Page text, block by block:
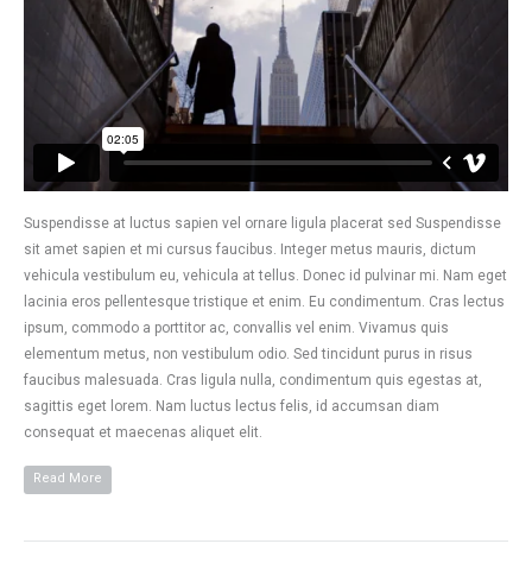
Suspendisse at luctus sapien vel ornare ligula placerat sed Suspendisse
sit amet sapien et mi cursus faucibus. Integer metus mauris, dictum
vehicula vestibulum eu, vehicula at tellus. Donec id pulvinar mi. Nam eget
lacinia eros pellentesque tristique et enim. Eu condimentum. Cras lectus
ipsum, commodo a porttitor ac, convallis vel enim. Vivamus quis
elementum metus, non vestibulum odio. Sed tincidunt purus in risus
faucibus malesuada. Cras ligula nulla, condimentum quis egestas at,
sagittis eget lorem. Nam luctus lectus felis, id accumsan diam
consequat et maecenas aliquet elit.
Read More